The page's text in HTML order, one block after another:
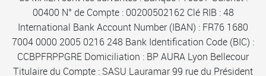
00400 N° de Compte : 00200502162 Clé RIB : 48
International Bank Account Number (IBAN) : FR76 1680
7004 0000 2005 0216 248 Bank Identification Code (BIC) :
CCBPFRPPGRE Domiciliation : BP AURA Lyon Bellecour
Titulaire du Compte : SASU Lauramar 99 rue du Président